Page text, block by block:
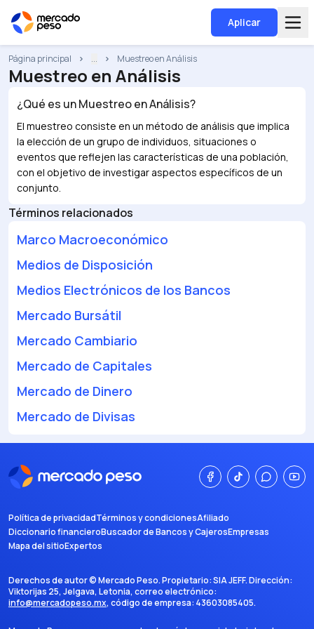
Aplicar
Página principal ... Muestreo en Análisis
Muestreo en Análisis
¿Qué es unMuestreo en Análisis?
El muestreo consiste en un método de análisis que implica
la elección de un grupo de individuos, situaciones o
eventos que reflejen las características de una población,
con el objetivo de investigar aspectos específicos de un
conjunto.
Términos relacionados
Marco Macroeconómico
Medios de Disposición
Medios Electrónicos de los Bancos
Mercado Bursátil
Mercado Cambiario
Mercado de Capitales
Mercado de Dinero
Mercado de Divisas
Política de privacidadTérminos y condicionesAfiliado
Diccionario financieroBuscador de Bancos y CajerosEmpresas
Mapa del sitioExpertos
Derechos de autor ©Mercado Peso. Propietario:SIA JEFF. Dirección:
Viktorijas 25, Jelgava, Letonia, correo electrónico:
info@mercadopeso.mx, código de empresa: 43603085405.